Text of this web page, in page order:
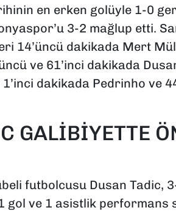
en erken golüyle 1-0
3-2 mağlup etti.
14’üncü dakikada Mert
ve 61’inci dakikada
dakikada Pedrinho ve
GALİBİYETTE
futbolcusu Dusan Tadic,
gol ve 1 asistlik performans